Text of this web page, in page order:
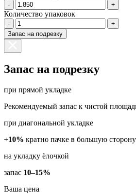
-
+
Количество упаковок
-
+
Запас на подрезку
Запас на подрезку
при прямой укладке
Рекомендуемый запас к чистой
при диагональной укладке
+10% кратно пачке в большую сторону
на укладку ёлочкой
запас 10–15%
Ваша цена